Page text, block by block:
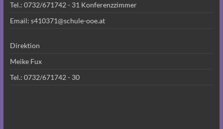
Tel.: 0732/671742 - 31 Konferenzzimmer
Email: s410371@schule-ooe.at
Direktion
Meike Fux
Tel.: 0732/671742 - 30